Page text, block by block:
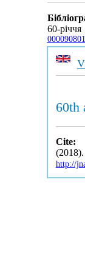
60-
60th
Cite:
http://